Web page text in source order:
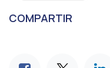
COMPARTIR